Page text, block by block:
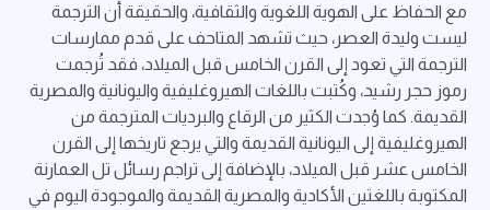
مع الحفاظ على الهوية اللغوية والثقافية، والحقيقة أن الترجمة
ليست وليدة العصر، حيث تشهد المتاحف على قدم ممارسات
الترجمة التي تعود إلى القرن الخامس قبل الميلاد، فقد تُرجمت
رموز حجر رشيد، وكُتبت باللغات الهيروغليفية واليونانية والمصرية
القديمة. كما وُجدت الكثير من الرقاع والبرديات المترجمة من
الهيروغليفية إلى اليونانية القديمة والتي يرجع تاريخها إلى القرن
الخامس عشر قبل الميلاد، بالإضافة إلى تراجم رسائل تل العمارنة
المكتوبة باللغتين الأكادية والمصرية القديمة والموجودة اليوم في